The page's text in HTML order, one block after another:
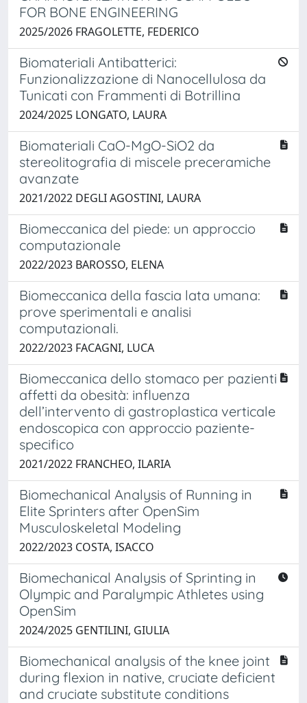
FOR BONE ENGINEERING
2025/2026 FRAGOLETTE, FEDERICO
Biomateriali Antibatterici:
Funzionalizzazione di Nanocellulosa da
Tunicati con Frammenti di Botrillina
2024/2025 LONGATO, LAURA
Biomateriali CaO-MgO-SiO2 da
stereolitografia di miscele preceramiche
avanzate
2021/2022 DEGLI AGOSTINI, LAURA
Biomeccanica del piede: un approccio
computazionale
2022/2023 BAROSSO, ELENA
Biomeccanica della fascia lata umana:
prove sperimentali e analisi
computazionali.
2022/2023 FACAGNI, LUCA
Biomeccanica dello stomaco per pazienti
affetti da obesità: influenza
dell’intervento di gastroplastica verticale
endoscopica con approccio paziente-
specifico
2021/2022 FRANCHEO, ILARIA
Biomechanical Analysis of Running in
Elite Sprinters after OpenSim
Musculoskeletal Modeling
2022/2023 COSTA, ISACCO
Biomechanical Analysis of Sprinting in
Olympic and Paralympic Athletes using
OpenSim
2024/2025 GENTILINI, GIULIA
Biomechanical analysis of the knee joint
during flexion in native, cruciate deficient
and cruciate substitute conditions